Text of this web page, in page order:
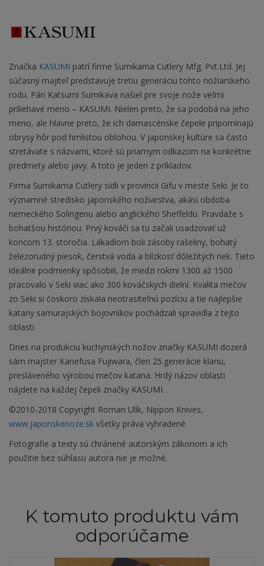
Značka KASUMI patrí firme Sumikama Cutlery Mfg. Pvt.Ltd. Jej
súčasný majiteľ predstavuje tretiu generáciu tohto nožiarskeho
rodu. Pán Katsumi Sumikava našiel pre svoje nože veľmi
priliehavé meno – KASUMI. Nielen preto, že sa podobá na jeho
meno, ale hlavne preto, že ich damascénske čepele pripomínajú
obrysy hôr pod hmlistou oblohou. V japonskej kultúre sa často
stretávate s názvami, ktoré sú priamym odkazom na konkrétne
predmety alebo javy. A toto je jeden z príkladov.
Firma Sumikama Cutlery sídli v provincii Gifu v meste Seki. Je to
významné stredisko japonského nožiarstva, akási obdoba
nemeckého Solingenu alebo anglického Sheffeldu. Pravdaže s
bohatšou históriou. Prvý kováči sa tu začali usadzovať už
koncom 13. storočia. Lákadlom boli zásoby rašeliny, bohatý
železorudný piesok, čerstvá voda a blízkosť dôležitých riek. Tieto
ideálne podmienky spôsobili, že medzi rokmi 1300 až 1500
pracovalo v Seki viac ako 300 kováčskych dielní. Kvalita mečov
zo Seki si čoskoro získala neotrasiteľnú pozíciu a tie najlepšie
katany samurajských bojovníkov pochádzali spravidla z tejto
oblasti.
Dnes na produkciu kuchynských nožov značky KASUMI dozerá
sám majster Kanefusa Fujiwara, člen 25.generácie klanu,
presláveného výrobou mečov katana. Hrdý názov oblasti
nájdete na každej čepeli značky KASUMI.
©2010-2018 Copyright Roman Ulík, Nippon Knives,
www.japonskenoze.sk všetky práva vyhradené
Fotografie a texty sú chránené autorským zákonom a ich
použitie bez súhlasu autora nie je možné.
K tomuto produktu vám
odporúčame